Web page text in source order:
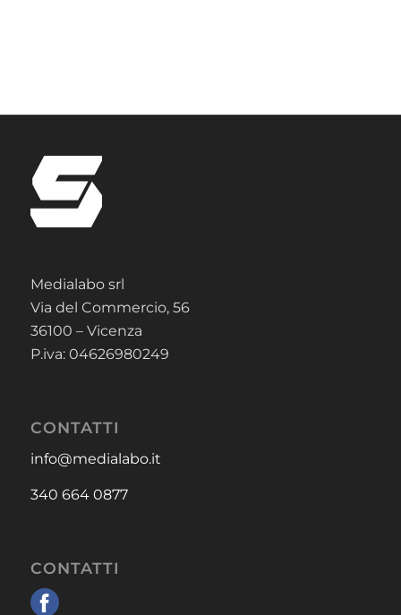
Medialabo srl
Via del Commercio, 56
36100 – Vicenza
P.iva: 04626980249
CONTATTI
info@medialabo.it
340 664 0877
CONTATTI